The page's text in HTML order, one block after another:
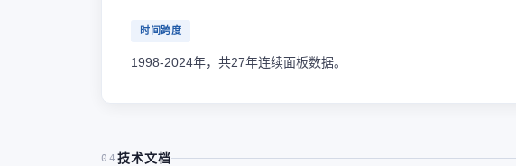
时间跨度
1998-2024年，共27年连续面板数据。
04 技术文档